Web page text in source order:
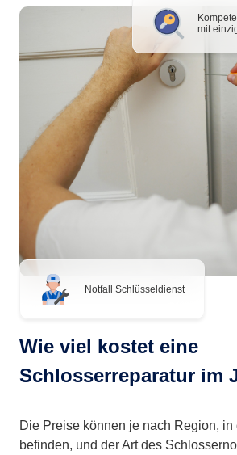
mit
Notfall Schlüsseldienst
Wie viel kostet eine
Schlosserreparatur im
Die Preise können je nach Region, in
befinden, und der Art des